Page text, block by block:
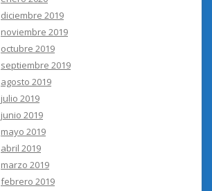
diciembre 2019
noviembre 2019
octubre 2019
septiembre 2019
agosto 2019
julio 2019
junio 2019
mayo 2019
abril 2019
marzo 2019
febrero 2019